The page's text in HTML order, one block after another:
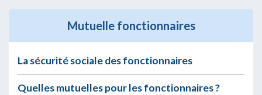
Mutuelle fonctionnaires
La sécurité sociale des fonctionnaires
Quelles mutuelles pour les fonctionnaires ?